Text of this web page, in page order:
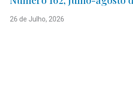
26 de Julho, 2026